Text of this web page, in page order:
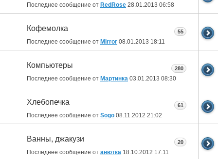
Последнее сообщение от RedRose 28.01.2013 06:58
Кофемолка
Последнее сообщение от Mirror 08.01.2013 18:11
55
Компьютеры
Последнее сообщение от Мартинка 03.01.2013 08:30
280
Хлебопечка
Последнее сообщение от Sogo 08.11.2012 21:02
61
Ванны, джакузи
Последнее сообщение от анютка 18.10.2012 17:11
20